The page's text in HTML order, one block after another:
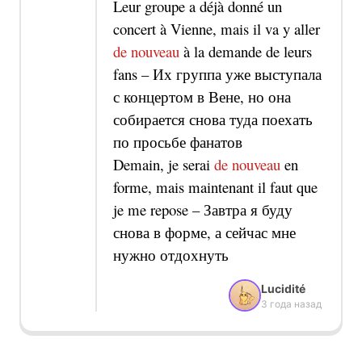
Leur groupe a déjà donné un
concert à Vienne, mais il va y aller
de nouveau à la demande de leurs
fans –Их группа уже выступала
с концертом в Вене, но она
собирается снова туда поехать
по просьбе фанатов
Demain, je serai de nouveau en
forme, mais maintenant il faut que
je me repose – Завтра я буду
снова в форме, а сейчас мне
нужно отдохнуть
Lucidité
3 года назад